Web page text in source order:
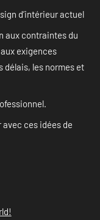
d’intérieur actuel
aux contraintes du
exigences
délais, les normes et
ces idées de